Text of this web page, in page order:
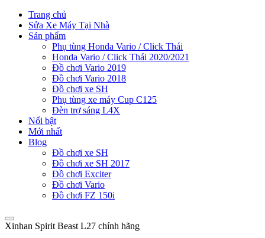
Trang chủ
Sửa Xe Máy Tại Nhà
Sản phẩm
Phụ tùng Honda Vario / Click Thái
Honda Vario / Click Thái 2020/2021
Đồ chơi Vario 2019
Đồ chơi Vario 2018
Đồ chơi xe SH
Phụ tùng xe máy Cup C125
Đèn trợ sáng L4X
Nổi bật
Mới nhất
Blog
Đồ chơi xe SH
Đồ chơi xe SH 2017
Đồ chơi Exciter
Đồ chơi Vario
Đồ chơi FZ 150i
Xinhan Spirit Beast L27 chính hãng